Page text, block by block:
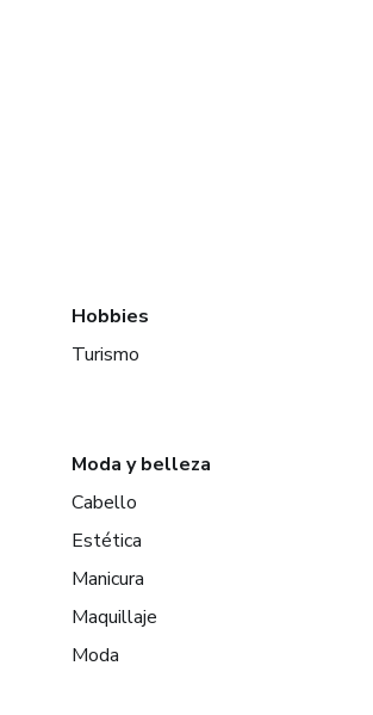
Hobbies
Turismo
Moda y belleza
Cabello
Estética
Manicura
Maquillaje
Moda